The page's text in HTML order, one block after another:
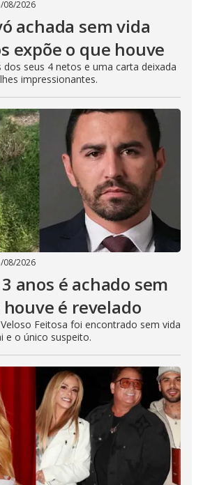
08/2026
achada sem vida
expõe o que houve
seus 4 netos e uma carta deixada
impressionantes.
08/2026
anos é achado sem
é revelado
Feitosa foi encontrado sem vida
e o único suspeito.